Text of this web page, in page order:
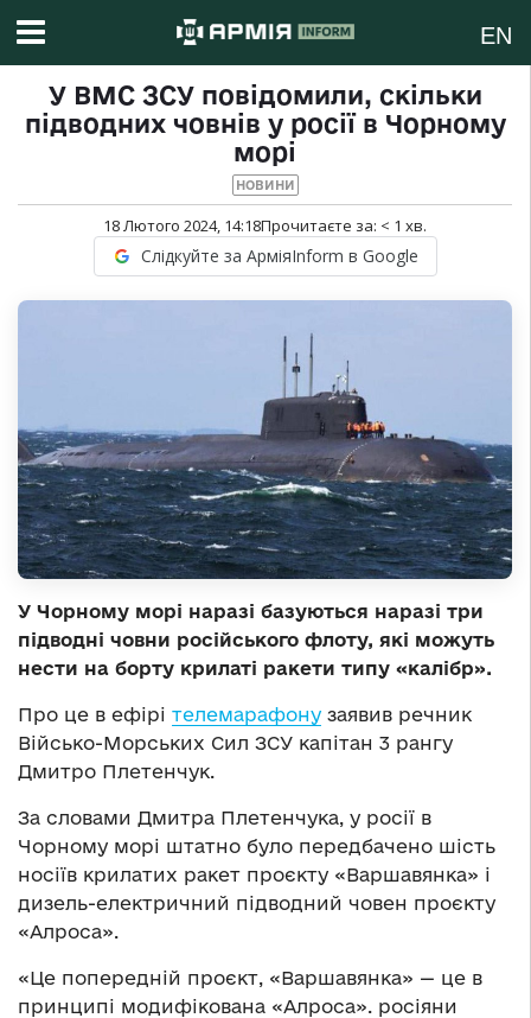
EN
У ВМС ЗСУ повідомили, скільки
підводних човнів у росії в Чорному
морі
НОВИНИ
18 Лютого 2024, 14:18Прочитаєте за: < 1 хв.
Слідкуйте за АрміяInform в Google
У Чорному морі наразі базуються наразі три
підводні човни російського флоту, які можуть
нести на борту крилаті ракети типу «калібр».
Про це в ефірі телемарафону заявив речник
Військо-Морських Сил ЗСУ капітан 3 рангу
Дмитро Плетенчук.
За словами Дмитра Плетенчука, у росії в
Чорному морі штатно було передбачено шість
носіїв крилатих ракет проєкту «Варшавянка» і
дизель-електричний підводний човен проєкту
«Алроса».
«Це попередній проєкт, «Варшавянка» — це в
принципі модифікована «Алроса». росіяни